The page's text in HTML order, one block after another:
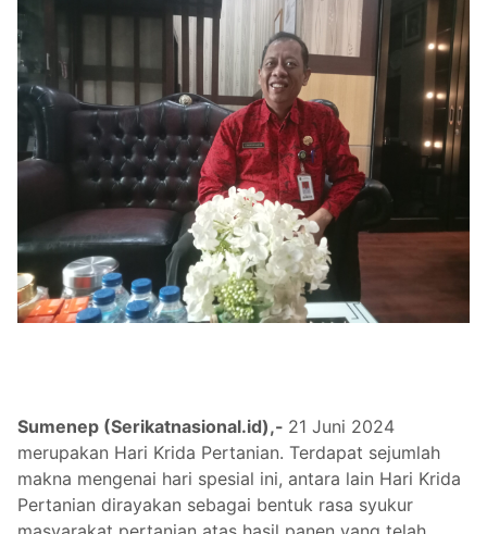
Sumenep (Serikatnasional.id),- 21 Juni 2024
merupakan Hari Krida Pertanian. Terdapat sejumlah
makna mengenai hari spesial ini, antara lain Hari Krida
Pertanian dirayakan sebagai bentuk rasa syukur